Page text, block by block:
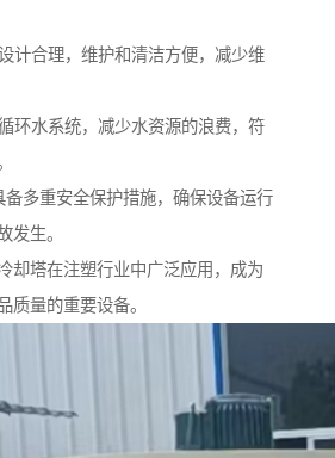
计合理，维护和清洁方便，减少维
环水系统，减少水资源的浪费，符
备多重安全保护措施，确保设备运行
发生。
却塔在注塑行业中广泛应用，成为
质量的重要设备。